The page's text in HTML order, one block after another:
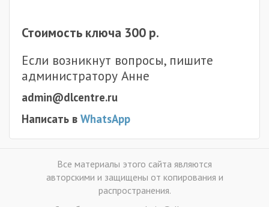
Стоимость ключа 300 р.
Если возникнут вопросы, пишите
администратору Анне
admin@dlcentre.ru
Написать в WhatsApp
Все материалы этого сайта являются
авторскими и защищены от копирования и
распространения.